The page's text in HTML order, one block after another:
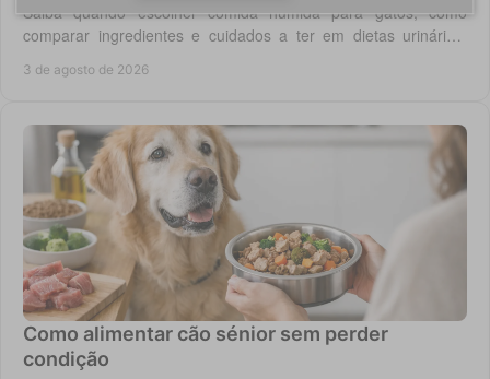
Saiba quando escolher comida húmida para gatos, como
comparar ingredientes e cuidados a ter em dietas urinárias,
3 de agosto de 2026
Como alimentar cão sénior sem perder
condição